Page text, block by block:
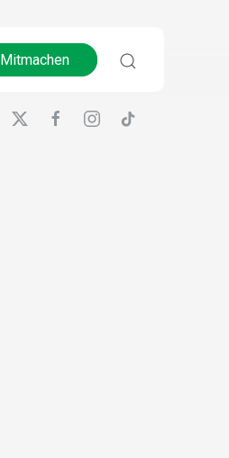
Mitmachen